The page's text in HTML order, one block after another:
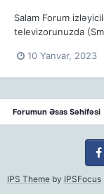
Salam Forum
televizorunuzda
kanallarına necə
10 Yanvar, 2023
Forumun Əsas Səhifəsi
IPS Themeby IPSFocus